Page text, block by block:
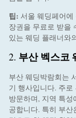
팁: 서울 웨딩페어
장권을 무료로 받을
있는 웨딩 플래너와
2. 부산 벡스코
부산 웨딩박람회는
기 행사입니다. 주
방문하며, 지역 특
공합니다. 특히 부